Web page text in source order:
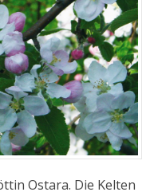
Ostara. Die Kelten